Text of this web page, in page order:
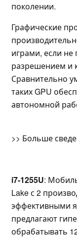
поколении.
Графические
играми, если не
разрешением и
Сравнительно
таких GPU
автономной
>> Больше
i7-1255U:
Lake с 2
эффективными
предлагают
обрабатывать